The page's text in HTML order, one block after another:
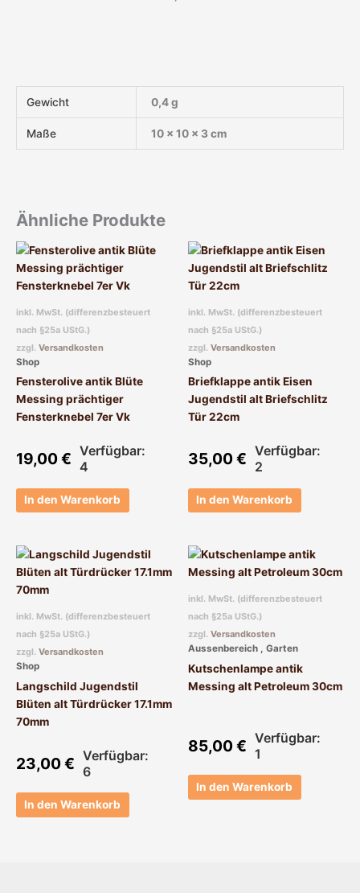
Gewicht 0,4 g
Maße 10 × 10 × 3 cm
Ähnliche Produkte
inkl. MwSt. (differenzbesteuert
nach §25a UStG.)
zzgl. Versandkosten
Shop
Fensterolive antik Blüte
Messing prächtiger
Fensterknebel 7er Vk
19,00€ Verfügbar:
4
In den Warenkorb
inkl. MwSt. (differenzbesteuert
nach §25a UStG.)
zzgl. Versandkosten
Shop
Briefklappe antik Eisen
Jugendstil alt Briefschlitz
Tür 22cm
35,00€ Verfügbar:
2
In den Warenkorb
inkl. MwSt. (differenzbesteuert
nach §25a UStG.)
zzgl. Versandkosten
Shop
Langschild Jugendstil
Blüten alt Türdrücker 17.1mm
70mm
23,00€ Verfügbar:
6
In den Warenkorb
inkl. MwSt. (differenzbesteuert
nach §25a UStG.)
zzgl. Versandkosten
Aussenbereich , Garten
Kutschenlampe antik
Messing alt Petroleum 30cm
85,00€ Verfügbar:
1
In den Warenkorb